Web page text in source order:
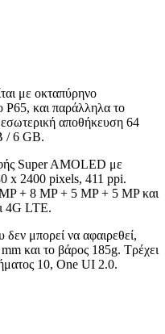
με οκταπύρηνο
P65, και παράλληλα το
εσωτερική αποθήκευση 64
/ 6 GB.
Super AMOLED με
x 2400 pixels, 411 ppi.
+ 8 MP + 5 MP + 5 MP και
4G LTE.
μπορεί να αφαιρεθεί,
και το βάρος 185g. Τρέχει
10, One UI 2.0.